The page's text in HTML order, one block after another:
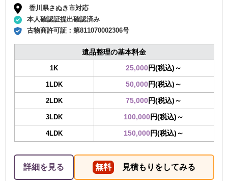
香川県さぬき市対応
本人確認証提出確認済み
古物商許可証：第811070002306号
遺品整理の基本料金
1K 25,000円(税込)～
1LDK 50,000円(税込)～
2LDK 75,000円(税込)～
3LDK 100,000円(税込)～
4LDK 150,000円(税込)～
詳細を見る 無料 見積もりをしてみる